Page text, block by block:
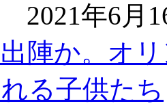
2021年6月
陣か。オ
る子供たち